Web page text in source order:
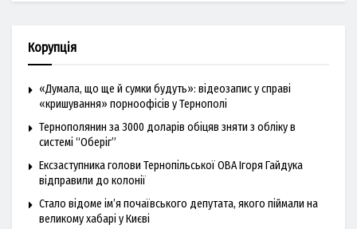
Корупція
«Думала, що ще й сумки будуть»: відеозапис у справі
«кришування» порноофісів у Тернополі
Тернополянин за 3000 доларів обіцяв зняти з обліку в
системі “Оберіг”
Ексзаступника голови Тернопільської ОВА Ігоря Гайдука
відправили до колонії
Стало відоме ім’я почаївського депутата, якого піймали на
великому хабарі у Києві